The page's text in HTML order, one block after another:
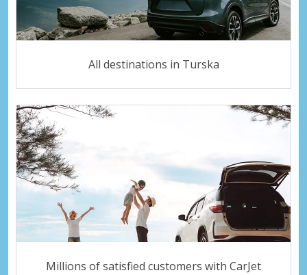
All destinations in Turska
Millions of satisfied customers with CarJet